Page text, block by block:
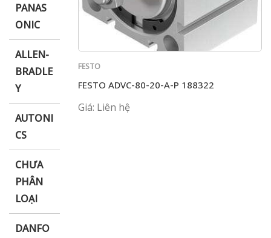
PANAS
ONIC
ALLEN-
BRADLE
Y
AUTONI
CS
CHƯA
PHÂN
LOẠI
DANFO
FESTO
FESTO ADVC-80-20-A-P 188322
Giá: Liên hệ